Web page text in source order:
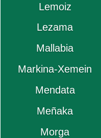
Lemoiz
Lezama
Mallabia
Markina-Xemein
Mendata
Meñaka
Morga